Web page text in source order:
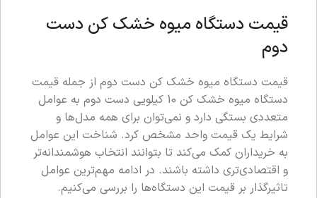
قیمت دستگاه میوه خشک کن دست
دوم
قیمت دستگاه میوه خشک کن دست دوم از جمله قیمت
دستگاه میوه خشک کن 10 کیلویی دست دوم به عوامل
متعددی بستگی دارد و نمی‌توان برای همه مدل‌ها و
شرایط یک قیمت واحد مشخص کرد. شناخت این عوامل
به خریداران کمک می‌کند تا بتوانند انتخاب هوشمندانه‌تر
و اقتصادی‌تری داشته باشند. در ادامه مهم‌ترین عوامل
تاثیرگذار بر قیمت این دستگاه‌ها را بررسی می‌کنیم.